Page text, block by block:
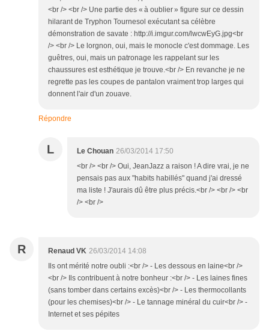
<br /> <br /> Une partie des « à oublier » figure sur ce dessin
hilarant de Tryphon Tournesol exécutant sa célèbre
démonstration de savate : http://i.imgur.com/lwcwEyG.jpg<br
/> <br /> Le lorgnon, oui, mais le monocle c'est dommage. Les
guêtres, oui, mais un patronage les rappelant sur les
chaussures est esthétique je trouve.<br /> En revanche je ne
regrette pas les coupes de pantalon vraiment trop larges qui
donnent l'air d'un zouave.
Répondre
L Le Chouan 26/03/2014 17:50
<br /> <br /> Oui, JeanJazz a raison ! A dire vrai, je ne
pensais pas aux "habits habillés" quand j'ai dressé
ma liste ! J'aurais dû être plus précis.<br /> <br /> <br
/> <br />
R Renaud VK 26/03/2014 14:08
Ils ont mérité notre oubli :<br /> - Les dessous en laine<br />
<br /> Ils contribuent à notre bonheur :<br /> - Les laines fines
(sans tomber dans certains excès)<br /> - Les thermocollants
(pour les chemises)<br /> - Le tannage minéral du cuir<br /> -
Internet et ses pépites